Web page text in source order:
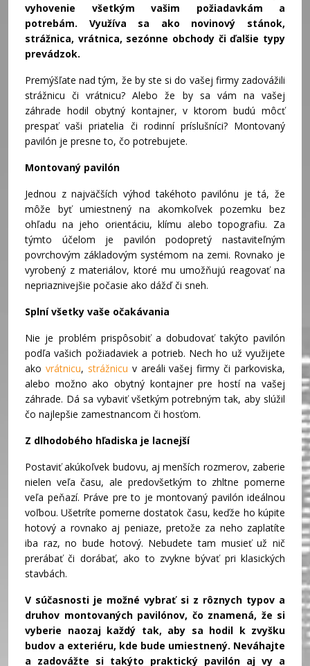
vyhovenie všetkým vašim požiadavkám a
potrebám. Využíva sa ako novinový stánok,
strážnica, vrátnica, sezónne obchody či ďalšie typy
prevádzok.
Premýšľate nad tým, že by ste si do vašej firmy zadovážili
strážnicu či vrátnicu? Alebo že by sa vám na vašej
záhrade hodil obytný kontajner, v ktorom budú môcť
prespať vaši priatelia či rodinní príslušníci? Montovaný
pavilón je presne to, čo potrebujete.
Montovaný pavilón
Jednou z najväčších výhod takéhoto pavilónu je tá, že
môže byť umiestnený na akomkoľvek pozemku bez
ohľadu na jeho orientáciu, klímu alebo topografiu. Za
týmto účelom je pavilón podopretý nastaviteľným
povrchovým základovým systémom na zemi. Rovnako je
vyrobený z materiálov, ktoré mu umožňujú reagovať na
nepriaznivejšie počasie ako dážď či sneh.
Splní všetky vaše očakávania
Nie je problém prispôsobiť a dobudovať takýto pavilón
podľa vašich požiadaviek a potrieb. Nech ho už využijete
ako vrátnicu, strážnicu v areáli vašej firmy či parkoviska,
alebo možno ako obytný kontajner pre hostí na vašej
záhrade. Dá sa vybaviť všetkým potrebným tak, aby slúžil
čo najlepšie zamestnancom či hosťom.
Z dlhodobého hľadiska je lacnejší
Postaviť akúkoľvek budovu, aj menších rozmerov, zaberie
nielen veľa času, ale predovšetkým to zhltne pomerne
veľa peňazí. Práve pre to je montovaný pavilón ideálnou
voľbou. Ušetríte pomerne dostatok času, keďže ho kúpite
hotový a rovnako aj peniaze, pretože za neho zaplatíte
iba raz, no bude hotový. Nebudete tam musieť už nič
prerábať či dorábať, ako to zvykne bývať pri klasických
stavbách.
V súčasnosti je možné vybrať si z rôznych typov a
druhov montovaných pavilónov, čo znamená, že si
vyberie naozaj každý tak, aby sa hodil k zvyšku
budov a exteriéru, kde bude umiestnený. Neváhajte
a zadovážte si takýto praktický pavilón aj vy a